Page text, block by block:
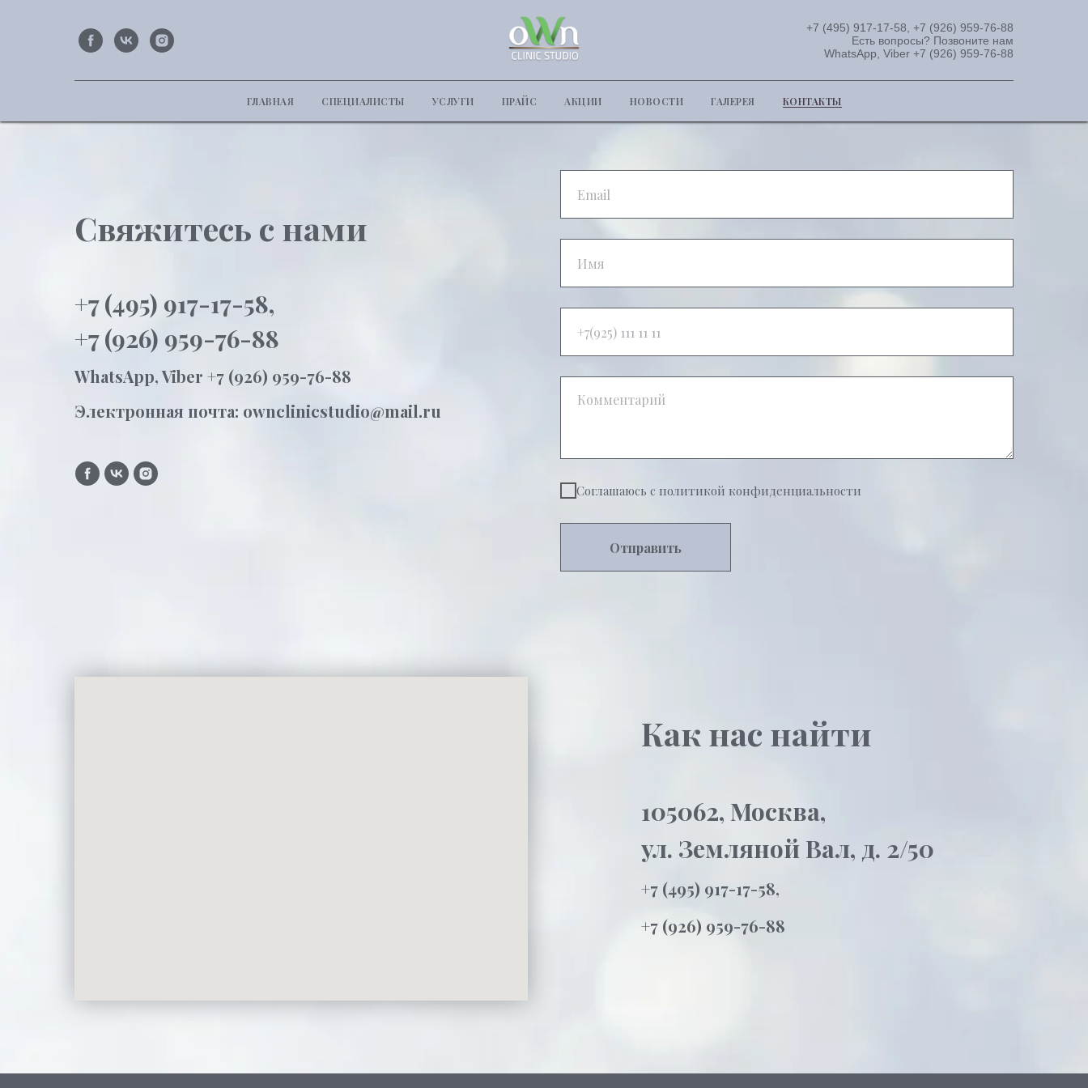
+7 (495) 917-17-58, +7 (926) 959-76-88
Есть вопросы? Позвоните нам
WhatsApp, Viber +7 (926) 959-76-88
ГЛАВНАЯ СПЕЦИАЛИСТЫ УСЛУГИ ПРАЙС АКЦИИ НОВОСТИ ГАЛЕРЕЯ КОНТАКТЫ
Свяжитесь с нами
+7 (495) 917-17-58,
+7 (926) 959-76-88
WhatsApp, Viber +7 (926) 959-76-88
Электронная почта: ownclinicstudio@mail.ru
Соглашаюсь с политикой конфиденциальности
Отправить
Как нас найти
105062, Москва,
ул. Земляной Вал, д. 2/50
+7 (495) 917-17-58,
+7 (926) 959-76-88